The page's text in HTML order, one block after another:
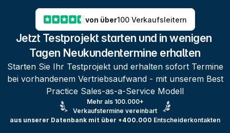
von über100 Verkaufsleitern
Jetzt Testprojekt starten und in wenigen
Tagen Neukundentermine erhalten
Starten Sie Ihr Testprojekt und erhalten sofort Termine
bei vorhandenem Vertriebsaufwand - mit unserem Best
Practice Sales-as-a-Service Modell
Mehr als 100.000+
Verkaufstermine vereinbart
aus unserer Datenbank mit über +400.000 Entscheiderkontakten